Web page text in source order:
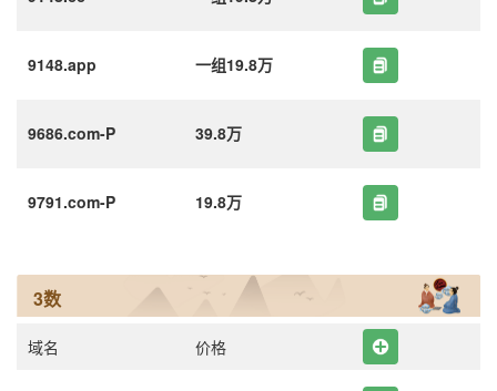
9148.app 一组19.8万
9686.com-P 39.8万
9791.com-P 19.8万
3数
域名 价格